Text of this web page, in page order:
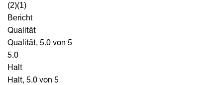
(2)(1)
Bericht
Qualität
Qualität, 5.0 von 5
5.0
Halt
Halt, 5.0 von 5